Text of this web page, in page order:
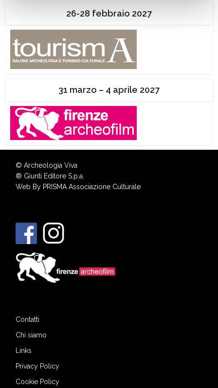
26-28 febbraio 2027
31 marzo – 4 aprile 2027
© Archeologia Viva
® Giunti Editore S.p.a.
Web By PRISMA Associazione Culturale
Contatti
Chi siamo
Links
Privacy Policy
Cookie Policy